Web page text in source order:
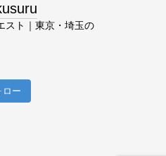
スト｜東京・埼玉の
ロー